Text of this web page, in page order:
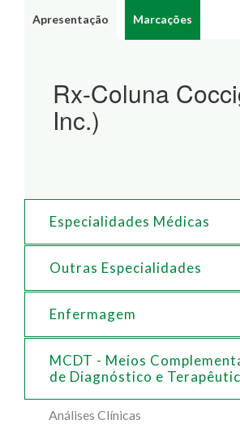
Apresentação Marcações
Rx-Coluna
Inc.)
Especialidades Médicas
Outras Especialidades
Enfermagem
MCDT - Meios
de Diagnóstico e
Análises Clínicas